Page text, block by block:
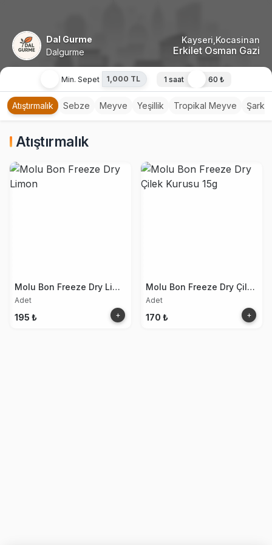
Dal Gurme
Dalgurme
Kayseri,Kocasinan
Erkilet Osman Gazi
Min. Sepet 1,000 TL 1 saat 60 ₺
Atıştırmalık Sebze Meyve Yeşillik Tropikal Meyve
Atıştırmalık
Molu Bon Freeze Dry Limon
Adet
195 ₺ +
Molu Bon Freeze Dry Çilek Kurusu 15g
Adet
170 ₺ +